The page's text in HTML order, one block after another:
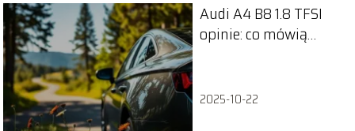
Audi A4 B8 1.8 TFSI
opinie: co mówią
2025-10-22